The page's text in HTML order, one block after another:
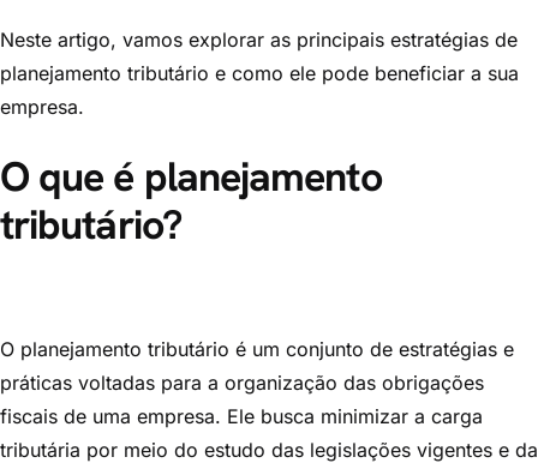
Neste artigo, vamos explorar as principais estratégias de
planejamento tributário e como ele pode beneficiar a sua
empresa.
O que é planejamento
tributário?
O planejamento tributário é um conjunto de estratégias e
práticas voltadas para a organização das obrigações
fiscais de uma empresa. Ele busca minimizar a carga
tributária por meio do estudo das legislações vigentes e da